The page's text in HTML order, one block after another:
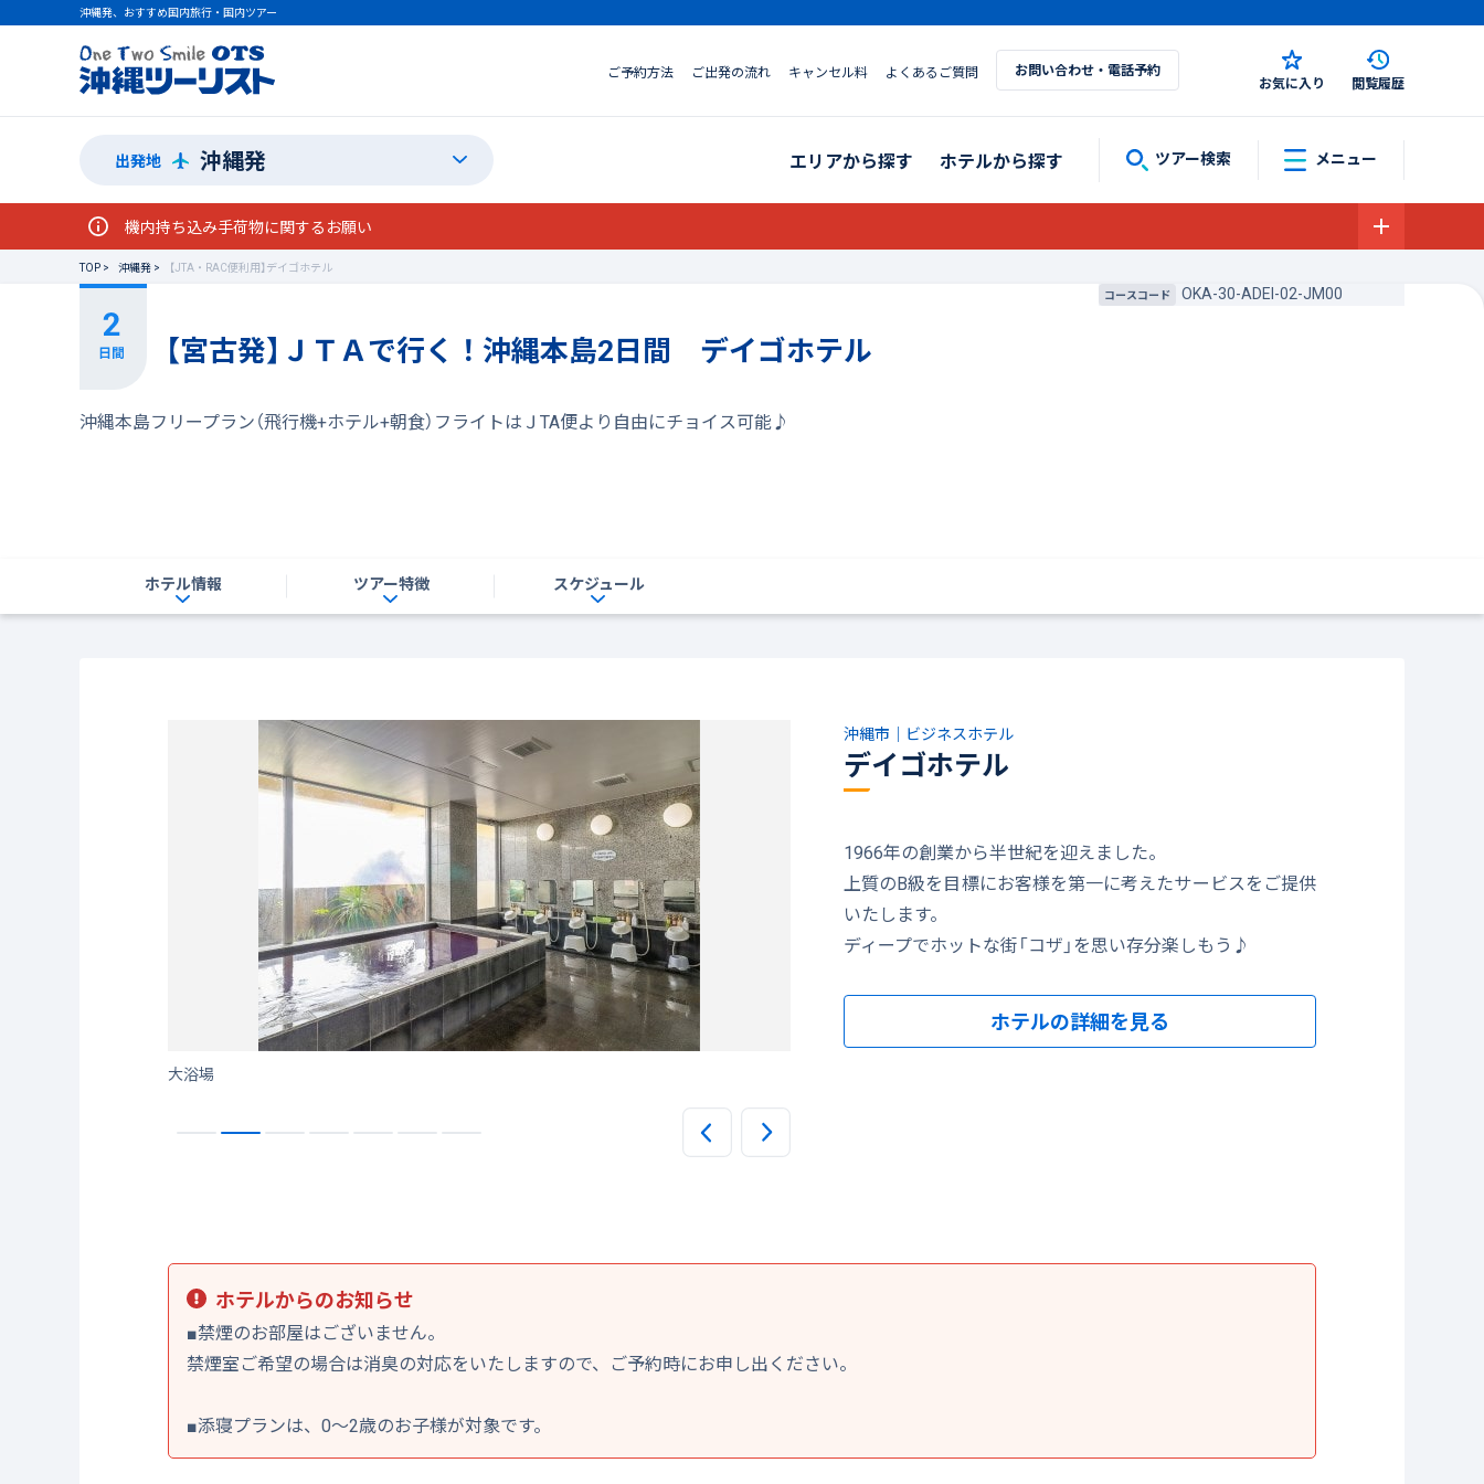
沖縄発、おすすめ国内旅行・国内ツアー
ご予約方法 ご出発の流れ キャンセル料 よくあるご質問 お問い合わせ・電話予約
お気に入り 閲覧履歴
出発地 沖縄発 エリアから探す ホテルから探す ツアー検索 メニュー
機内持ち込み手荷物に関するお願い
TOP 沖縄発
【JTA・RAC便利用】デイゴホテル
コースコード
OKA-30-ADEI-02-JM00
【宮古発】ＪＴＡで行く！沖縄本島2日間 デイゴホテル
沖縄本島フリープラン（飛行機+ホテル+朝食）フライトはＪTA便より自由にチョイス可能♪
ホテル情報 ツアー特徴 スケジュール
沖縄市｜ビジネスホテル
デイゴホテル
1966年の創業から半世紀を迎えました。
上質のB級を目標にお客様を第一に考えたサービスをご提供
いたします。
ディープでホットな街「コザ」を思い存分楽しもう♪
ホテルの詳細を見る
大浴場
ホテルからのお知らせ
■禁煙のお部屋はございません。
禁煙室ご希望の場合は消臭の対応をいたしますので、ご予約時にお申し出ください。
■添寝プランは、0～2歳のお子様が対象です。